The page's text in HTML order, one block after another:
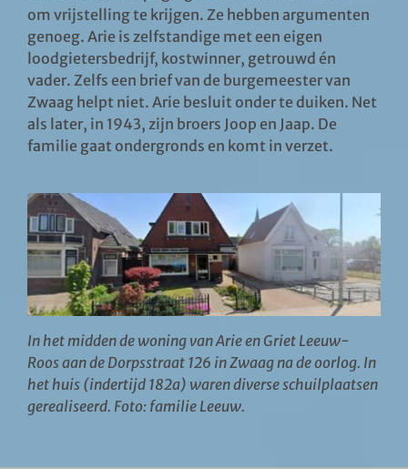
om vrijstelling te krijgen. Ze hebben argumenten
genoeg. Arie is zelfstandige met een eigen
loodgietersbedrijf, kostwinner, getrouwd én
vader. Zelfs een brief van de burgemeester van
Zwaag helpt niet. Arie besluit onder te duiken. Net
als later, in 1943, zijn broers Joop en Jaap. De
familie gaat ondergronds en komt in verzet.
In het midden de woning van Arie en Griet Leeuw-
Roos aan de Dorpsstraat 126 in Zwaag na de oorlog. In
het huis (indertijd 182a) waren diverse schuilplaatsen
gerealiseerd. Foto: familie Leeuw.